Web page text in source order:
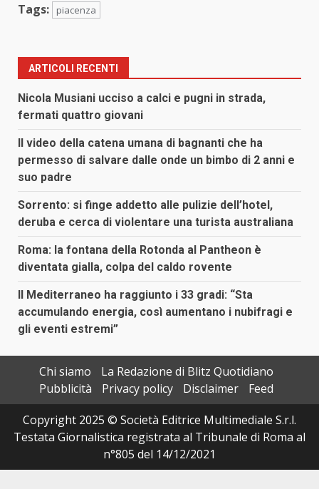
Tags: piacenza
ARTICOLI RECENTI
Nicola Musiani ucciso a calci e pugni in strada,
fermati quattro giovani
Il video della catena umana di bagnanti che ha
permesso di salvare dalle onde un bimbo di 2 anni e
suo padre
Sorrento: si finge addetto alle pulizie dell’hotel,
deruba e cerca di violentare una turista australiana
Roma: la fontana della Rotonda al Pantheon è
diventata gialla, colpa del caldo rovente
Il Mediterraneo ha raggiunto i 33 gradi: “Sta
accumulando energia, così aumentano i nubifragi e
gli eventi estremi”
Chi siamo
La Redazione di Blitz Quotidiano
Pubblicità
Privacy policy Disclaimer
Feed
Copyright 2025 © Società Editrice Multimediale S.r.l.
Testata Giornalistica registrata al Tribunale di Roma al
n°805 del 14/12/2021